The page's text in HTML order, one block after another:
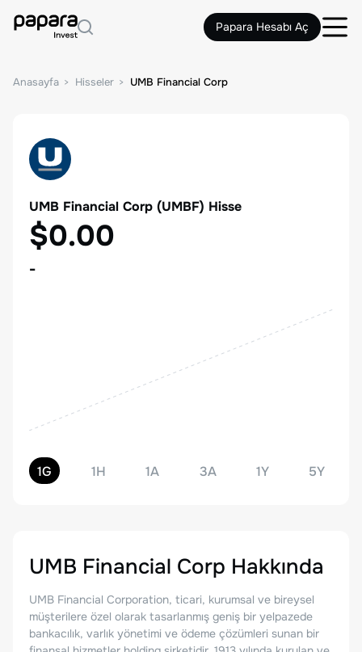
Papara Hesabı Aç
Anasayfa Hisseler UMB Financial Corp
UMB Financial Corp (UMBF) Hisse
$0.00
-
1G 1H 1A 3A 1Y 5Y
UMB Financial Corp Hakkında
UMB Financial Corporation, ticari, kurumsal ve bireysel
müşterilere özel olarak tasarlanmış geniş bir yelpazede
bankacılık, varlık yönetimi ve ödeme çözümleri sunan bir